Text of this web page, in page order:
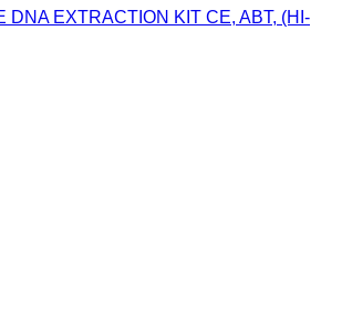
EXTRACTION KIT CE, ABT, (HI-